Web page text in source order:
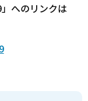
へのリンクは